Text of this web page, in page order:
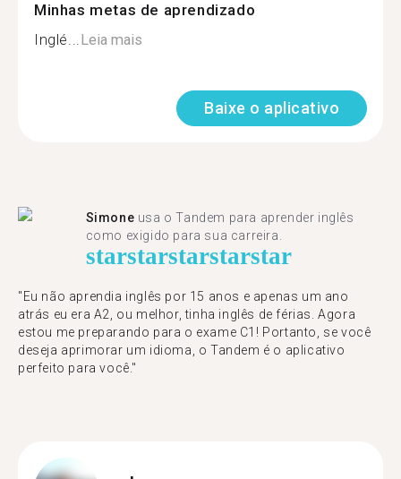
Minhas metas de aprendizado
Inglé...Leia mais
Baixe o aplicativo
Simone usa o Tandem para aprender inglês
como exigido para sua carreira.
starstarstarstarstar
"Eu não aprendia inglês por 15 anos e apenas um ano
atrás eu era A2, ou melhor, tinha inglês de férias. Agora
estou me preparando para o exame C1! Portanto, se você
deseja aprimorar um idioma, o Tandem é o aplicativo
perfeito para você."